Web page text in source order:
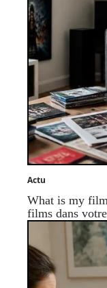
Actu
What is my
films dans